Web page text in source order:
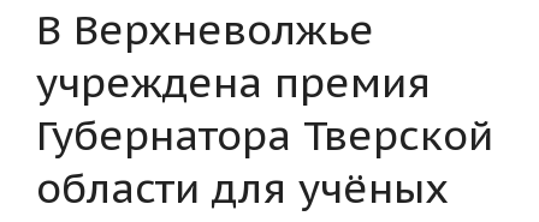
В Верхневолжье
учреждена премия
Губернатора Тверской
области для учёных